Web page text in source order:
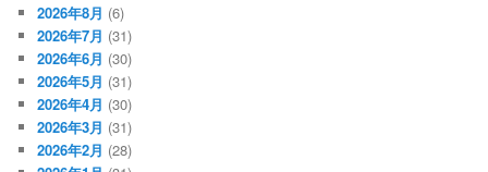
2026年8月 (6)
2026年7月 (31)
2026年6月 (30)
2026年5月 (31)
2026年4月 (30)
2026年3月 (31)
2026年2月 (28)